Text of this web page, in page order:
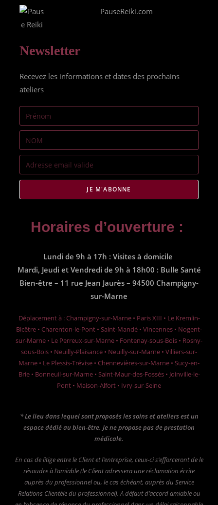
PauseReiki.com
Newsletter
Recevez les informations et dates des prochains
ateliers
JE M'ABONNE
Horaires d’ouverture :
Lundi de 9h à 17h : Visites à domicile
Mardi, Jeudi et Vendredi de 9h à 18h00 : Bulle Santé
Bien-être – 11 rue Jean Jaurès – 94500 Champigny-
sur-Marne
Déplacement à : Champigny-sur-Marne • Paris XIII • Le Kremlin-
Bicêtre • Charenton-le-Pont • Saint-Mandé • Vincennes • Nogent-
sur-Marne • Le Perreux-sur-Marne • Fontenay-sous-Bois • Rosny-
sous-Bois • Neuilly-Plaisance • Neuilly-sur-Marne • Villiers-sur-
Marne • Le Plessis-Trévise • Chennevières-sur-Marne • Sucy-en-
Brie • Bonneuil-sur-Marne • Saint-Maur-des-Fossés • Joinville-le-
Pont • Maison-Alfort • Ivry-sur-Seine
* Le lieu dans lequel sont proposés les soins et ateliers est un
espace dédié au bien-être. Je ne propose pas de prestation
médicale.
En cas de litige entre le Client et l’entreprise, ceux-ci s’efforceront de le
résoudre à l’amiable (le Client adressera une réclamation écrite
auprès du professionnel ou, le cas échéant, auprès du Service
Relations Clientèle du professionnel).A défaut d’accord amiable ou